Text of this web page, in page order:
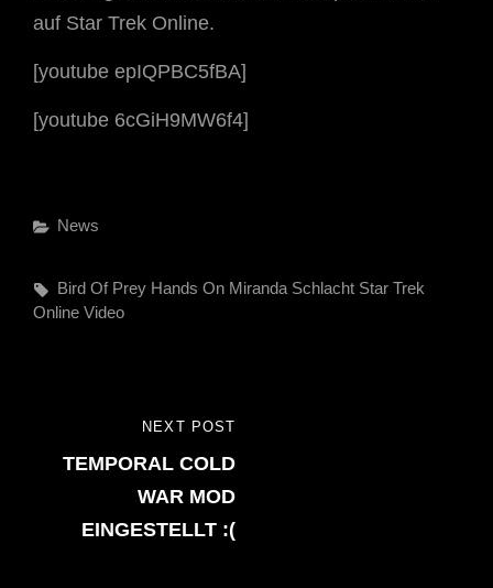
auf Star Trek Online.
[youtube epIQPBC5fBA]
[youtube 6cGiH9MW6f4]
Categories
News
Tags,
Bird Of Prey Hands On Miranda Schlacht Star Trek
Online Video
Beitragsnavigation
POST
NEXT POST
TEMPORAL COLD
WAR MOD
EINGESTELLT :(